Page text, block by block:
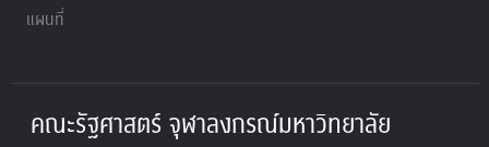
แผนที่
คณะรัฐศาสตร์ จุฬาลงกรณ์มหาวิทยาลัย